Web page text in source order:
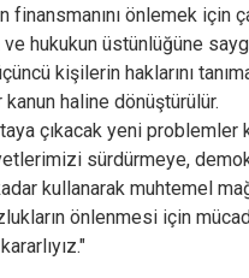
finansmanını önlemek için
ve hukukun üstünlüğüne
kişilerin haklarını
kanun haline dönüştürülür.
çıkacak yeni problemler
sürdürmeye,
kullanarak muhtemel
önlenmesi için